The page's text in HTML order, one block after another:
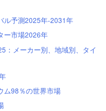
ル予測2025年-2031年
ー市場2026年
：メーカー別、地域別、タイ
ム98％の世界市場